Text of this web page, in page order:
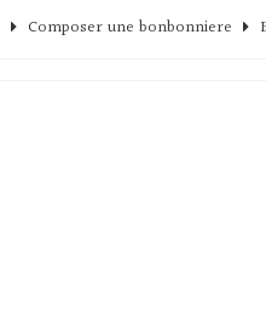
Composer une bonbonniere